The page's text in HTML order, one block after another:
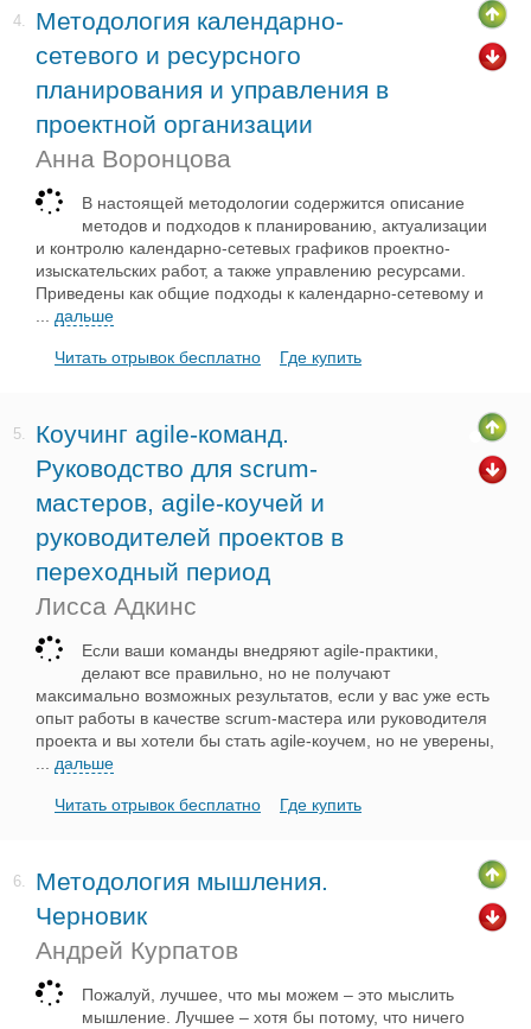
4.
Методология календарно-
сетевого и ресурсного
планирования и управления в
проектной организации
Анна Воронцова
В настоящей методологии содержится описание
методов и подходов к планированию, актуализации
и контролю календарно-сетевых графиков проектно-
изыскательских работ, а также управлению ресурсами.
Приведены как общие подходы к календарно-сетевому и
дальше
Читать отрывок бесплатно Где купить
5.
Коучинг agile-команд.
Руководство для scrum-
мастеров, agile-коучей и
руководителей проектов в
переходный период
Лисса Адкинс
Если ваши команды внедряют agile-практики,
делают все правильно, но не получают
максимально возможных результатов, если у вас уже есть
опыт работы в качестве scrum-мастера или руководителя
проекта и вы хотели бы стать agile-коучем, но не уверены,
дальше
Читать отрывок бесплатно Где купить
6.
Методология мышления.
Черновик
Андрей Курпатов
Пожалуй, лучшее, что мы можем – это мыслить
мышление. Лучшее – хотя бы потому, что ничего